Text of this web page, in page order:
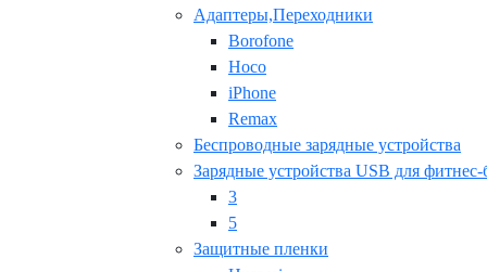
Адаптеры,Переходники
Borofone
Hoco
iPhone
Remax
Беспроводные зарядные устройства
Зарядные устройства USB для фитнес-
3
5
Защитные пленки